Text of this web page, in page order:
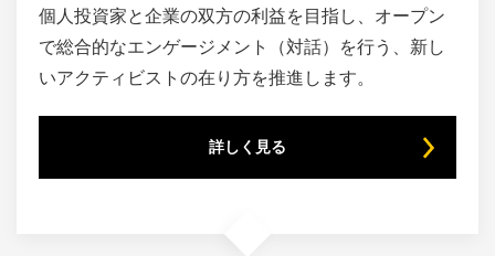
個人投資家と企業の双方の利益を目指し、オープン
で総合的なエンゲージメント（対話）を行う、新し
いアクティビストの在り方を推進します。
詳しく見る